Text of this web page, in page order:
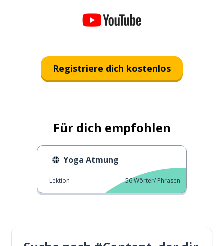
Registriere dich kostenlos
Für dich empfohlen
Yoga Atmung
Lektion 56Wörter/ Phrasen